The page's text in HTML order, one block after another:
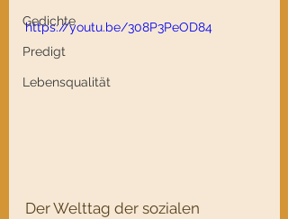
Gedichte
Predigt
Lebensqualität
https://youtu.be/308P3PeOD84
Der Welttag der sozialen